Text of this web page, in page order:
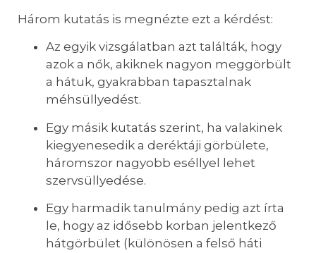
Három kutatás is megnézte ezt a kérdést:
Az egyik vizsgálatban azt találták, hogy
azok a nők, akiknek nagyon meggörbült
a hátuk, gyakrabban tapasztalnak
méhsüllyedést.
Egy másik kutatás szerint, ha valakinek
kiegyenesedik a deréktáji görbülete,
háromszor nagyobb eséllyel lehet
szervsüllyedése.
Egy harmadik tanulmány pedig azt írta
le, hogy az idősebb korban jelentkező
hátgörbület (különösen a felső háti